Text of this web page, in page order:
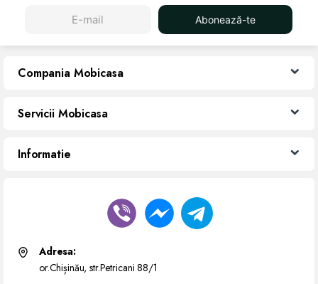
Abonează-te
Compania Mobicasa
Servicii Mobicasa
Informatie
Adresa:
or.Chișinău, str.Petricani 88/1